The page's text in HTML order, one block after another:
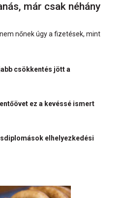
már csak néhány
nőnek úgy a fizetések, mint
csökkentés jött a
ez a kevéssé ismert
elhelyezkedési